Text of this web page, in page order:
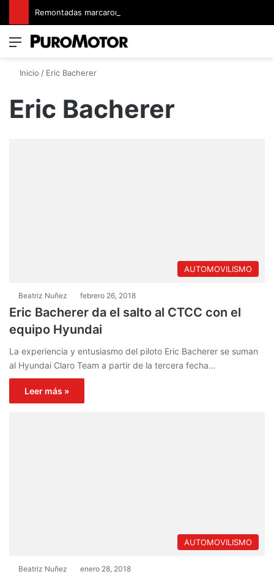
Menú
Inicio / Eric Bacherer
Eric Bacherer
AUTOMOVILISMO
Beatriz Nuñez febrero 26, 2018
Eric Bacherer da el salto al CTCC con el
equipo Hyundai
La experiencia y entusiasmo del piloto Eric Bacherer se suman
al Hyundai Claro Team a partir de la tercera fecha…
Leer más »
AUTOMOVILISMO
Beatriz Nuñez enero 28, 2018